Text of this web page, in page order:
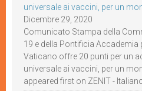
universale ai vaccini, per un
Dicembre 29, 2020
Comunicato Stampa della
19 e della Pontificia Accademia
Vaticano offre 20 punti per un
universale ai vaccini, per un
appeared first on ZENIT -